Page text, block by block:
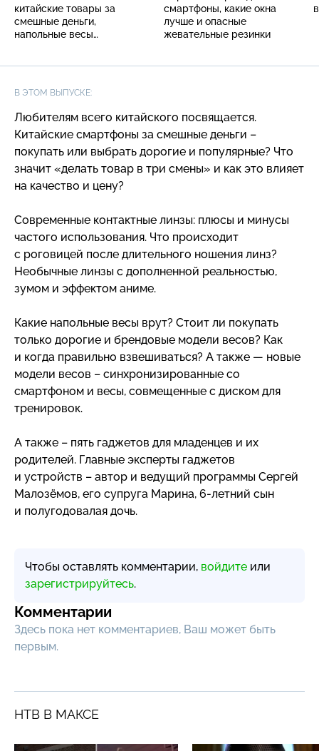
китайские товары за
смешные деньги,
напольные весы
смартфоны, какие окна
лучше и опасные
жевательные резинки
В ЭТОМ ВЫПУСКЕ:
Любителям всего китайского посвящается.
Китайские смартфоны за смешные деньги –
покупать или выбрать дорогие и популярные? Что
значит «делать товар в три смены» и как это влияет
на качество и цену?
Современные контактные линзы: плюсы и минусы
частого использования. Что происходит
с роговицей после длительного ношения линз?
Необычные линзы с дополненной реальностью,
зумом и эффектом аниме.
Какие напольные весы врут? Стоит ли покупать
только дорогие и брендовые модели весов? Как
и когда правильно взвешиваться? А также — новые
модели весов – синхронизированные со
смартфоном и весы, совмещенные с диском для
тренировок.
А также – пять гаджетов для младенцев и их
родителей. Главные эксперты гаджетов
и устройств – автор и ведущий программы Сергей
Малозёмов, его супруга Марина, 6-летний сын
и полугодовалая дочь.
Чтобы оставлять комментарии, войдите или
зарегистрируйтесь.
Комментарии
Здесь пока нет комментариев, Ваш может быть
первым.
НТВ В МАКСЕ